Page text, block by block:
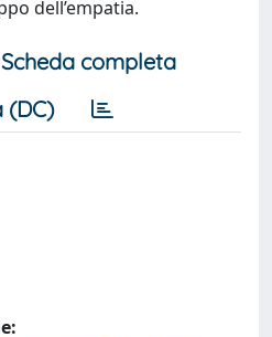
dell’empatia.
Scheda completa
(DC)